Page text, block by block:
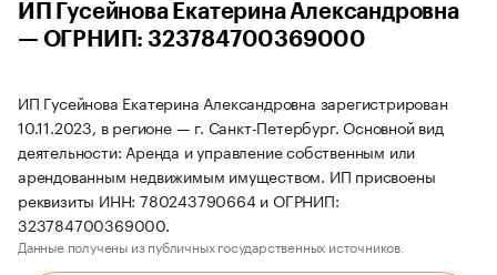
ИП Гусейнова Екатерина Александровна
— ОГРНИП: 323784700369000
ИП Гусейнова Екатерина Александровна зарегистрирован
10.11.2023, в регионе — г. Санкт-Петербург. Основной вид
деятельности: Аренда и управление собственным или
арендованным недвижимым имуществом. ИП присвоены
реквизиты ИНН: 780243790664 и ОГРНИП:
323784700369000.
Данные получены из публичных государственных источников.